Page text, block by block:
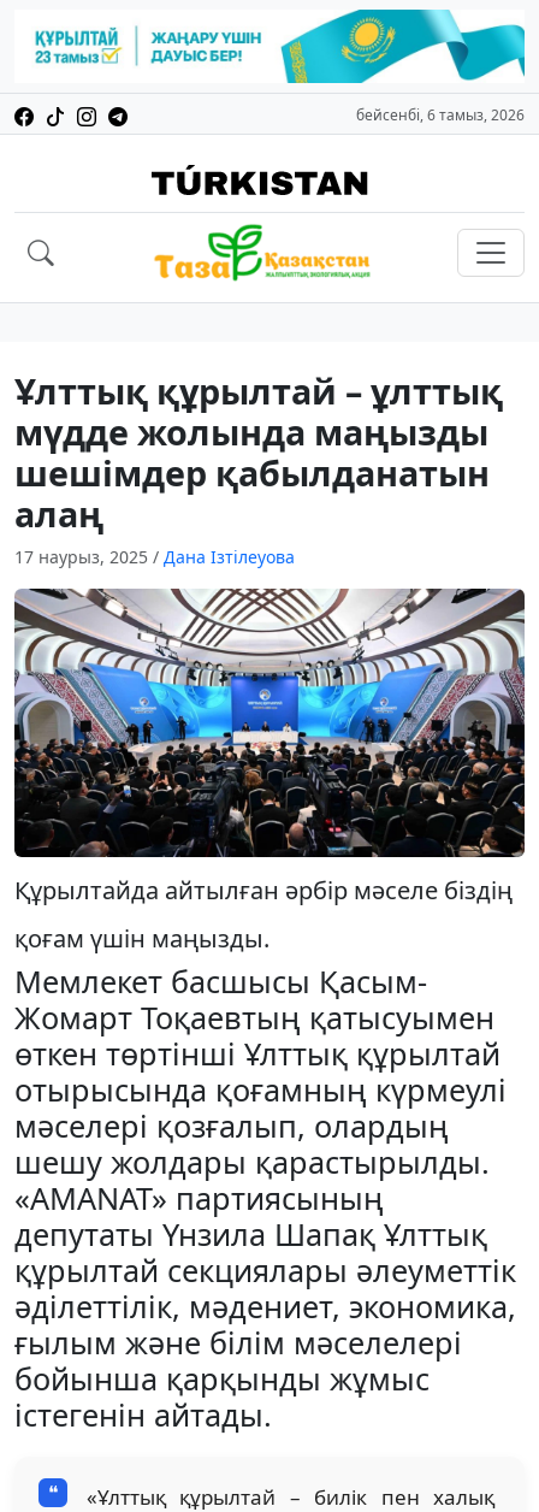
бейсенбі, 6 тамыз, 2026
Ұлттық құрылтай – ұлттық
мүдде жолында маңызды
шешімдер қабылданатын
алаң
17 наурыз, 2025 / Дана Ізтілеуова
Құрылтайда айтылған әрбір мәселе біздің
қоғам үшін маңызды.
Мемлекет басшысы Қасым-
Жомарт Тоқаевтың қатысуымен
өткен төртінші Ұлттық құрылтай
отырысында қоғамның күрмеулі
мәселері қозғалып, олардың
шешу жолдары қарастырылды.
«AMANAT» партиясының
депутаты Үнзила Шапақ Ұлттық
құрылтай секциялары әлеуметтік
әділеттілік, мәдениет, экономика,
ғылым және білім мәселелері
бойынша қарқынды жұмыс
істегенін айтады.
«Ұлттық құрылтай – билік пен халық